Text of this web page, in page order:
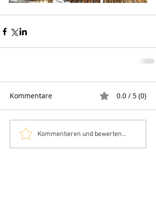
Kommentare 0.0 / 5 (0)
Kommentieren und bewerten...